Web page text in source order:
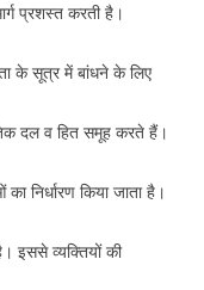
प्रशस्त करती है।
के सूत्र में बांधने के लिए
दल व हित समूह करते हैं।
निर्धारण किया जाता है।
इससे व्यक्तियों की